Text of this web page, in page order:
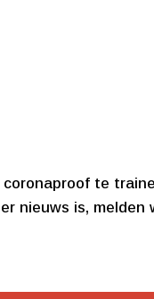
te
nieuws is, melden